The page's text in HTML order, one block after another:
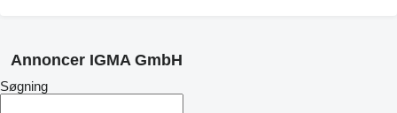
Annoncer IGMA GmbH
Søgning